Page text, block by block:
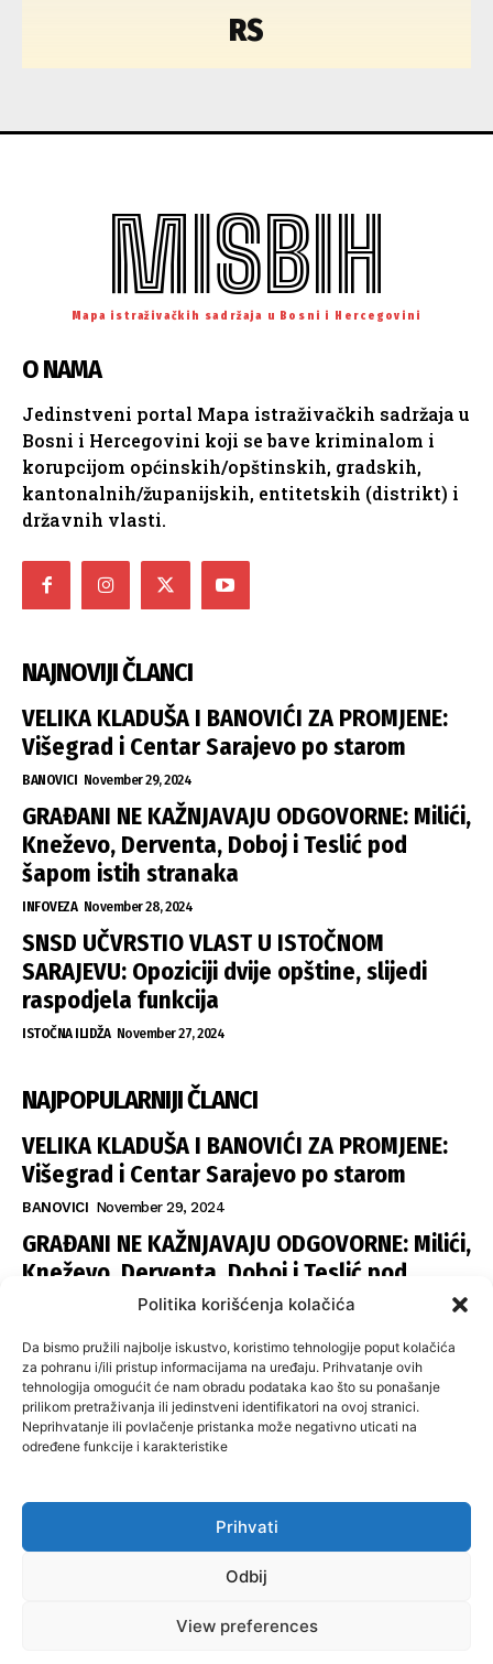
Politika korišćenja kolačića
Da bismo pružili najbolje iskustvo, koristimo tehnologije poput kolačića
za pohranu i/ili pristup informacijama na uređaju. Prihvatanje ovih
tehnologija omogućit će nam obradu podataka kao što su ponašanje
prilikom pretraživanja ili jedinstveni identifikatori na ovoj stranici.
Neprihvatanje ili povlačenje pristanka može negativno uticati na
određene funkcije i karakteristike
Prihvati
Odbij
View preferences
RS
MISBIH
Mapa istraživačkih sadržaja u Bosni i Hercegovini
O NAMA
Jedinstveni portal Mapa istraživačkih sadržaja u
Bosni i Hercegovini koji se bave kriminalom i
korupcijom općinskih/opštinskih, gradskih,
kantonalnih/županijskih, entitetskih (distrikt) i
državnih vlasti.
NAJNOVIJI ČLANCI
VELIKA KLADUŠA I BANOVIĆI ZA PROMJENE:
Višegrad i Centar Sarajevo po starom
BANOVICI November 29, 2024
GRAĐANI NE KAŽNJAVAJU ODGOVORNE: Milići,
Kneževo, Derventa, Doboj i Teslić pod
šapom istih stranaka
INFOVEZA November 28, 2024
SNSD UČVRSTIO VLAST U ISTOČNOM
SARAJEVU: Opoziciji dvije opštine, slijedi
raspodjela funkcija
ISTOČNA ILIDŽA November 27, 2024
NAJPOPULARNIJI ČLANCI
VELIKA KLADUŠA I BANOVIĆI ZA PROMJENE:
Višegrad i Centar Sarajevo po starom
BANOVICI November 29, 2024
GRAĐANI NE KAŽNJAVAJU ODGOVORNE: Milići,
Kneževo, Derventa, Doboj i Teslić pod
šapom istih stranaka
SNSD UČVRSTIO VLAST U ISTOČNOM
SARAJEVU: Opoziciji dvije opštine, slijedi
raspodjela funkcija
Politika privatnosti
Impresum